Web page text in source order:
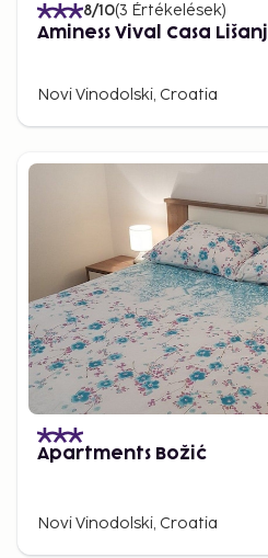
8/10(3 Értékelések)
Aminess Vival Casa Lišanj
Novi Vinodolski, Croatia
Apartments Božić
Novi Vinodolski, Croatia